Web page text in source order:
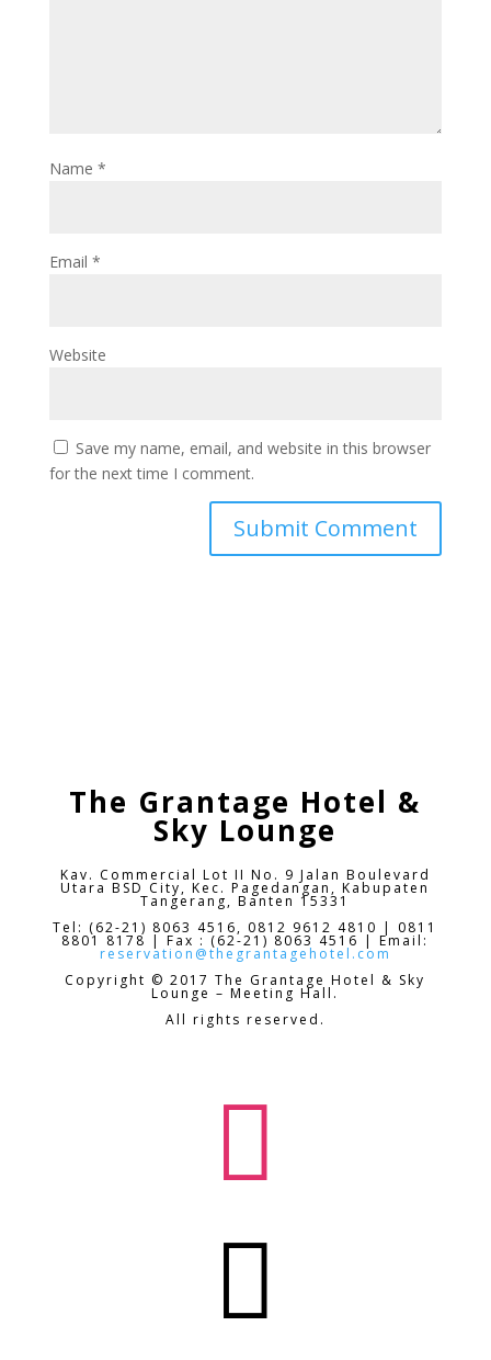
Name *
Email *
Website
Save my name, email, and website in this browser
for the next time I comment.
The Grantage Hotel &
Sky Lounge
Kav. Commercial Lot II No. 9 Jalan Boulevard
Utara BSD City,Kec. Pagedangan, Kabupaten
Tangerang, Banten 15331
Tel: (62-21) 8063 4516, 0812 9612 4810 | 0811
8801 8178 | Fax : (62-21) 8063 4516 | Email:
reservation@thegrantagehotel.com
Copyright © 2017 The Grantage Hotel & Sky
Lounge – Meeting Hall.
All rights reserved.

